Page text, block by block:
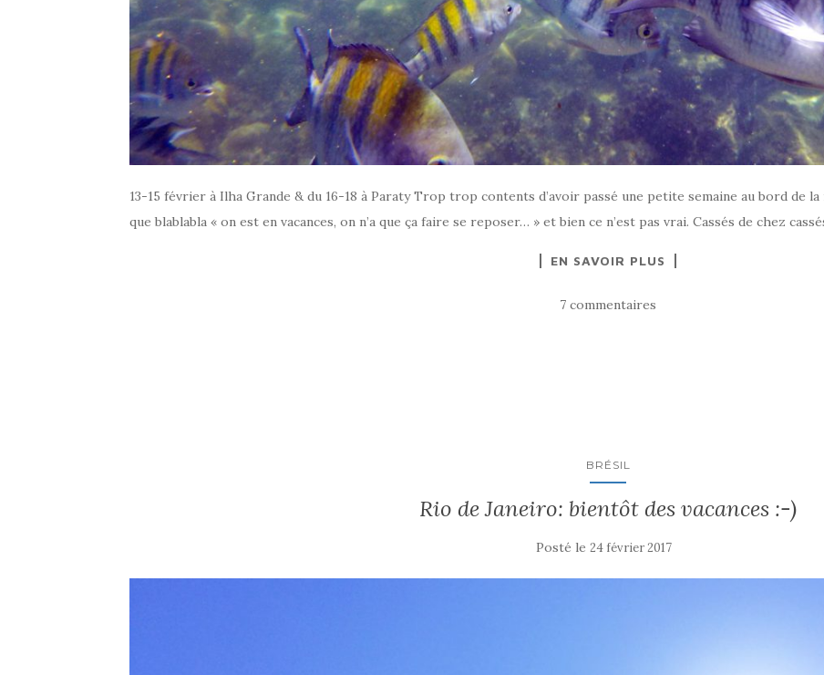
13-15 février à Ilha Grande & du 16-18 à Paraty Trop trop contents d’avoir passé une petite semaine au bord de
que blablabla « on est en vacances, on n’a que ça faire se reposer… » et bien ce n’est pas vrai. Cassés de chez
EN SAVOIR PLUS
7 commentaires
BRÉSIL
Rio de Janeiro: bientôt des vacances :-)
Posté le 24 février 2017